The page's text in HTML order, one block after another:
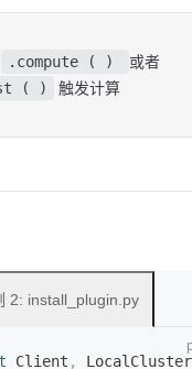
.compute ( ) 或者
( ) 触发计算
2: install_plugin.py
Client ,
LocalCluster